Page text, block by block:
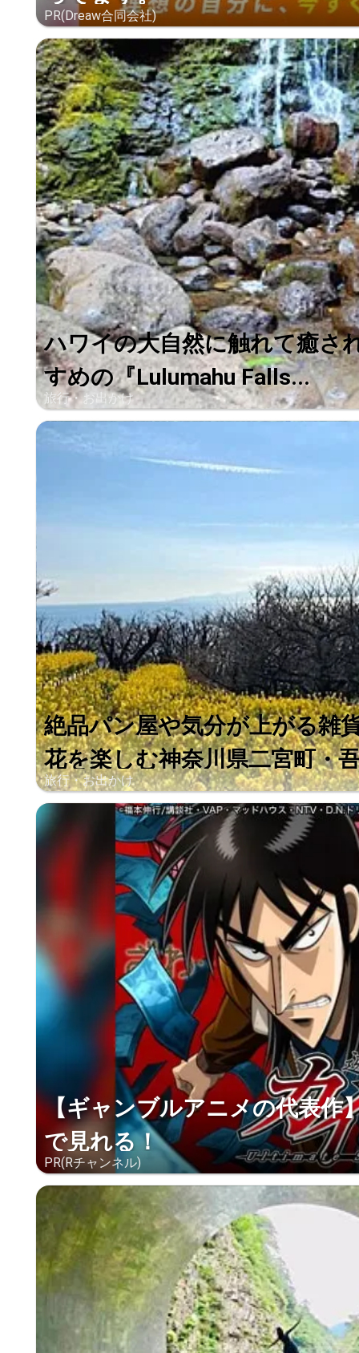
PR(Dreaw合同会社)
ハワイの大自然に触れて癒さ
すめの『Lulumahu Falls...
旅行・お出かけ
絶品パン屋や気分が上がる雑
花を楽しむ神奈川県二宮町・
旅行・お出かけ
【ギャンブルアニメの代表作
で見れる！
PR(Rチャンネル)